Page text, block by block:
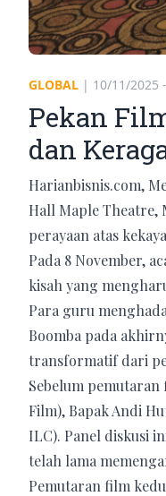
GLOBAL | 10/11/2025
Pekan
dan
Harianbisnis.com,
Hall Maple Theatre,
perayaan atas
Pada 8 November,
kisah yang
Para guru
Boomba pada
transformatif dari
Sebelum
Film), Bapak Andi
ILC). Panel diskusi
telah lama
Pemutaran film